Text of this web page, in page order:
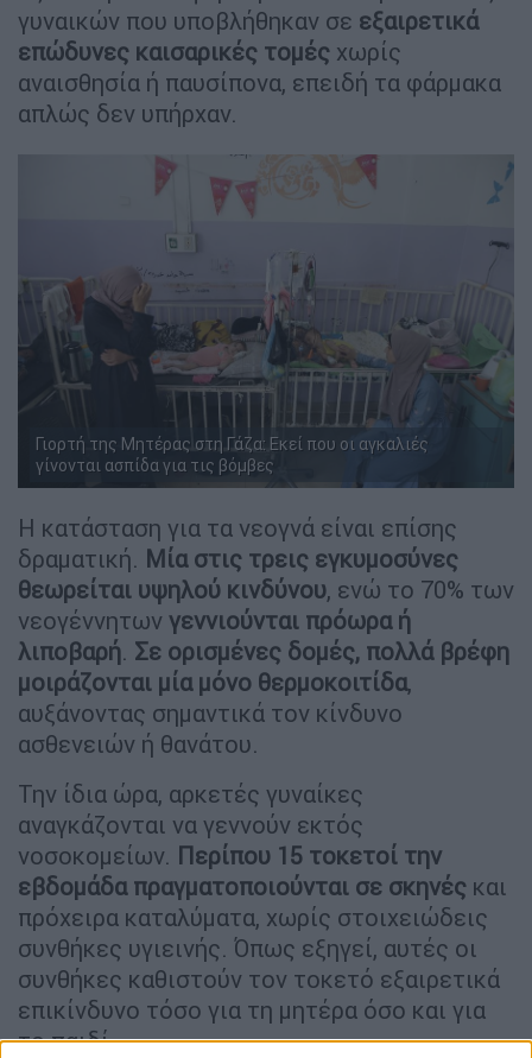
γυναικών που υποβλήθηκαν σε εξαιρετικά
επώδυνες καισαρικές τομές χωρίς
αναισθησία ή παυσίπονα, επειδή τα φάρμακα
απλώς δεν υπήρχαν.
Γιορτή της Μητέρας στη Γάζα: Εκεί που οι αγκαλιές
γίνονται ασπίδα για τις βόμβες
Η κατάσταση για τα νεογνά είναι επίσης
δραματική. Μία στις τρεις εγκυμοσύνες
θεωρείται υψηλού κινδύνου, ενώ το 70% των
νεογέννητων γεννιούνται πρόωρα ή
λιποβαρή. Σε ορισμένες δομές, πολλά βρέφη
μοιράζονται μία μόνο θερμοκοιτίδα,
αυξάνοντας σημαντικά τον κίνδυνο
ασθενειών ή θανάτου.
Την ίδια ώρα, αρκετές γυναίκες
αναγκάζονται να γεννούν εκτός
νοσοκομείων. Περίπου 15 τοκετοί την
εβδομάδα πραγματοποιούνται σε σκηνές και
πρόχειρα καταλύματα, χωρίς στοιχειώδεις
συνθήκες υγιεινής. Όπως εξηγεί, αυτές οι
συνθήκες καθιστούν τον τοκετό εξαιρετικά
επικίνδυνο τόσο για τη μητέρα όσο και για
το παιδί.